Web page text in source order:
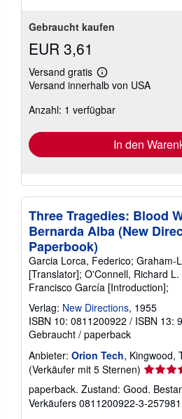
Gebraucht kaufen
EUR 3,61
Versand gratis
Weitere
Informationen
Versandkosten
Versand innerhalb von USA
Anzahl: 1 verfügbar
In den
Three Tragedies: Blood
Bernarda Alba (New
Paperbook)
Garcia Lorca, Federico; Graham-
[Translator]; O'Connell, Richard
Francisco García [Introduction];
Verlag: New Directions, 1955
ISBN 10: 0811200922 / ISBN 13:
Gebraucht / paperback
Anbieter: Orion Tech, Kingwood,
(Verkäufer mit 5 Sternen)
5
von
5
paperback. Zustand: Good.
Verkäufers 0811200922-3-